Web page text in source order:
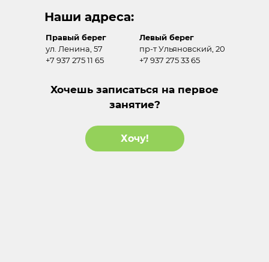
Наши адреса:
Правый берег
ул. Ленина, 57
+7 937 275 11 65
Левый берег
пр-т Ульяновский, 20
+7 937 275 33 65
Хочу!
Хочешь записаться на первое
занятие?